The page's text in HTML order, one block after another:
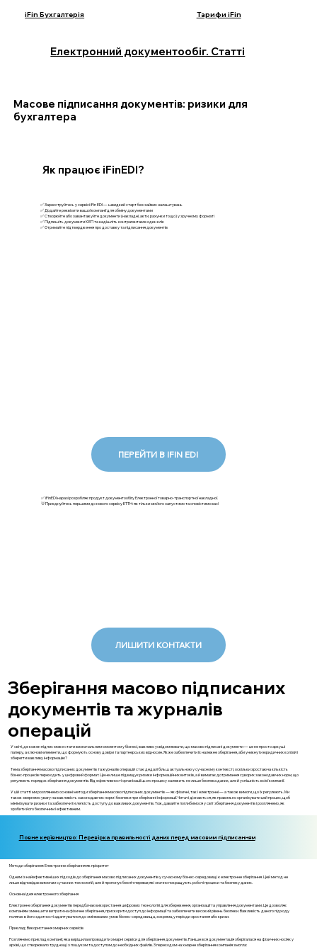
iFin Бухгалтерія Тарифи iFin
Електронний документообіг. Статті
Масове підписання документів: ризики для
бухгалтера
✅ Зареєструйтесь у сервісі iFin EDI — швидкий старт без зайвих налаштувань
✅ Додайте реквізити вашої компанії для обміну документами
✅ Створюйте або завантажуйте документи (накладні, акти, рахунки тощо) у зручному форматі
✅ Підпишіть документи КЕП та надішліть контрагентам в один клік
✅ Отримайте підтвердження про доставку та підписання документів
Як працює iFinEDI?
ПЕРЕЙТИ В IFIN EDI
✅ iFinEDI наразі розробляє продукт документообігу Електронної товарно-транспортної накладної.
💡Приєднуйтесь першими до нового сервісу ЕТТН: як тільки ми його запустимо та сповістимо вас!
ЛИШИТИ КОНТАКТИ
Зберігання масово підписаних
документів та журналів
операцій
У світі, де кожен підпис може стати визначальним моментом у бізнесі, важливо усвідомлювати, що масово підписані документи — це не просто аркуші
паперу, а ключові елементи, що формують основу довіри та партнерських відносин. Як же забезпечити їх належне зберігання, аби уникнути юридичних колізій і
зберегти важливу інформацію?
Тема зберігання масово підписаних документів та журналів операцій стає дедалі більш актуальною у сучасному контексті, оскільки зростаюча кількість
бізнес-процесів переходить у цифровий формат. Це не лише підвищує ризики інформаційних витоків, а й вимагає дотримання суворих законодавчих норм, що
регулюють порядок зберігання документів. Від ефективності організації цього процесу залежить не лише безпека даних, але й успішність всієї компанії.
У цій статті ми розглянемо основні методи зберігання масово підписаних документів — як фізичні, так і електронні — а також вимоги, що їх регулюють. Ми
також звернемо увагу на важливість законодавчих норм і безпеки при зберіганні інформації. Читачі дізнаються, як правильно організувати цей процес, щоб
мінімізувати ризики та забезпечити легкість доступу до важливих документів. Тож, давайте поглибимося у світ зберігання документів і розглянемо, як
зробити його безпечним і ефективним.
Повне керівництво: Перевірка правильності даних перед масовим підписанням
Методи зберігання: Електронне зберігання як пріоритет
Одним із найефективніших підходів до зберігання масово підписаних документів у сучасному бізнес-середовищі є електронне зберігання. Цей метод не
лише відповідає вимогам сучасних технологій, але й пропонує безліч переваг, які значно покращують робочі процеси та безпеку даних.
Основна ідея електронного зберігання
Електронне зберігання документів передбачає використання цифрових технологій для збереження, організації та управління документами. Це дозволяє
компаніям зменшити витрати на фізичне зберігання, прискорити доступ до інформації та забезпечити високий рівень безпеки. Важливість даного підходу
полягає в його здатності адаптуватися до змінюваних умов бізнес-середовища, зокрема, у періоди зростання або кризи.
Приклад: Використання хмарних сервісів
Розглянемо приклад компанії, яка вирішила впровадити хмарні сервіси для зберігання документів. Раніше вся документація зберігалася на фізичних носіях у
архіві, що створювало труднощі з пошуком та доступом до необхідних файлів. З переходом на хмарне зберігання компанія змогла: